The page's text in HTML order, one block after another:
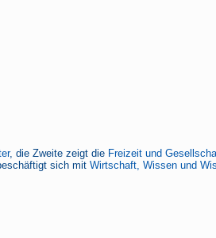
, die Zweite zeigt die Freizeit und
sich mit Wirtschaft, Wissen und